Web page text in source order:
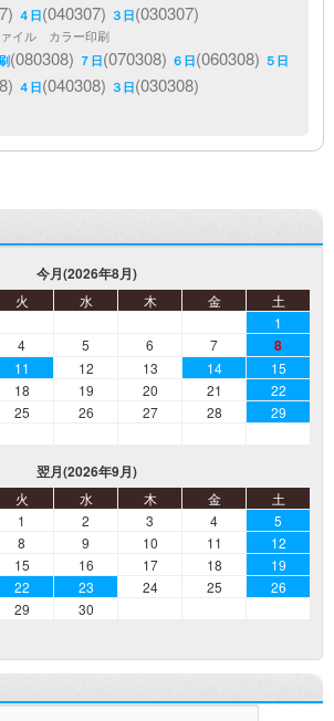
４日(040307) ３日(030307)
イル カラー印刷
(080308) ７日(070308) ６日(060308) ５日
４日(040308) ３日(030308)
今月(2026年8月)
火 水 木 金
土
1
4 5 6 7 8
11 12 13 14
15
18 19 20 21
22
25 26 27 28
29
翌月(2026年9月)
火 水 木 金
土
1
2 3 4
5
8 9 10 11
12
15 16 17 18
19
22 23 24 25
26
29
30